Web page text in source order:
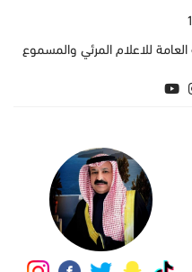
للاعلام المرئي والمسموع